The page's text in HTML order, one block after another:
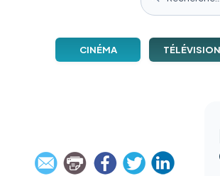
CINÉMA TÉLÉVISION